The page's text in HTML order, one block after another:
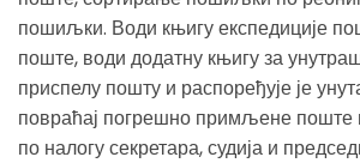
пошиљки. Води књигу експедиције
поште, води додатну књигу за
приспелу пошту и распоређује је
повраћај погрешно примљене поште
по налогу секретара, судија и